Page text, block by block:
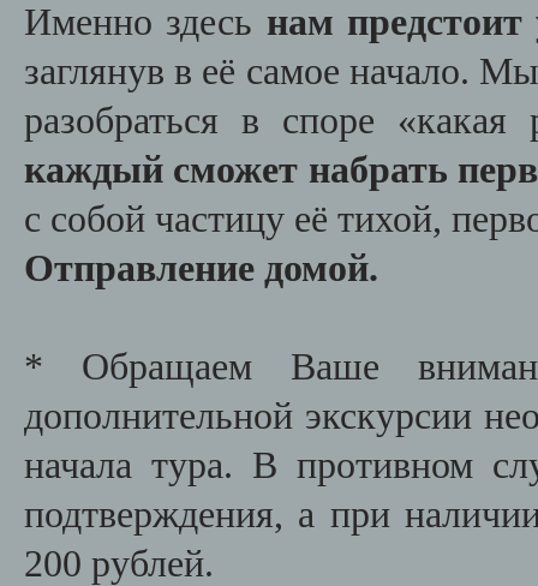
Именно здесь нам
заглянув в её самое начало.
разобраться в споре
каждый сможет набрать
с собой частицу её тихой,
Отправление домой.
* Обращаем Ваше
дополнительной экскурсии
начала тура. В противном
подтверждения, а при
200 рублей.